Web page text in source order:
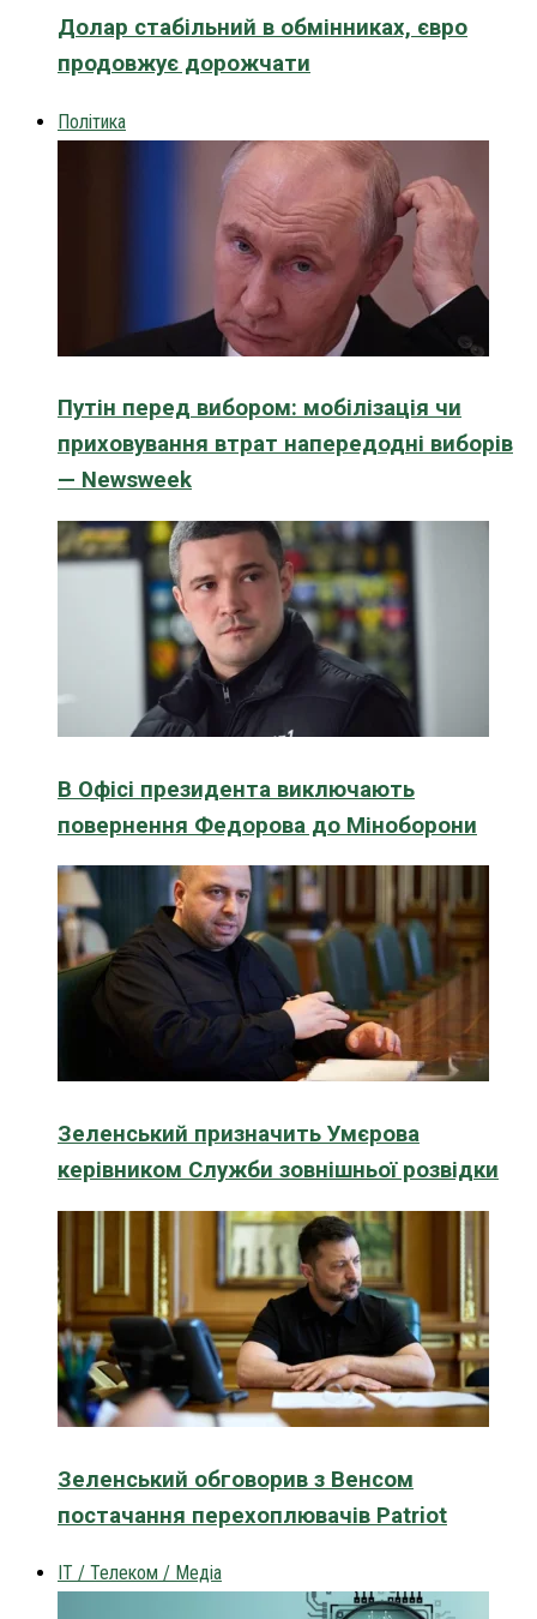
Долар стабільний в обмінниках, євро
продовжує дорожчати
Політика
Путін перед вибором: мобілізація чи
приховування втрат напередодні виборів
— Newsweek
В Офісі президента виключають
повернення Федорова до Міноборони
Зеленський призначить Умєрова
керівником Служби зовнішньої розвідки
Зеленський обговорив з Венсом
постачання перехоплювачів Patriot
IT / Телеком / Медіа